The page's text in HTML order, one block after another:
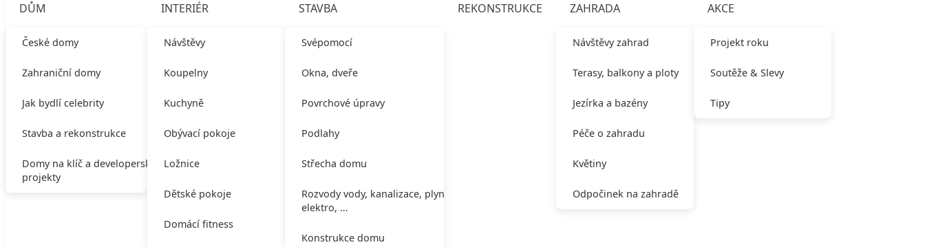
DŮM
České domy
Zahraniční domy
Jak bydlí celebrity
Stavba a rekonstrukce
Domy na klíč a developerské
projekty
INTERIÉR
Návštěvy
Koupelny
Kuchyně
Obývací pokoje
Ložnice
Dětské pokoje
Domácí fitness
STAVBA
Svépomocí
Okna, dveře
Povrchové úpravy
Podlahy
Střecha domu
Rozvody vody, kanalizace, plynu,
elektro, …
Konstrukce domu
REKONSTRUKCE ZAHRADA
Návštěvy zahrad
Terasy, balkony a ploty
Jezírka a bazény
Péče o zahradu
Květiny
Odpočinek na zahradě
AKCE
Projekt roku
Soutěže & Slevy
Tipy